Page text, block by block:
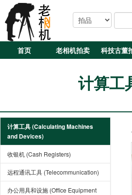
首页 老相机拍卖 科技古董
计算
计算工具 (Calculating Machines
and Devices)
收银机 (Cash Registers)
远程通讯工具 (Telecommunication)
办公用具和设施 (Office Equipment